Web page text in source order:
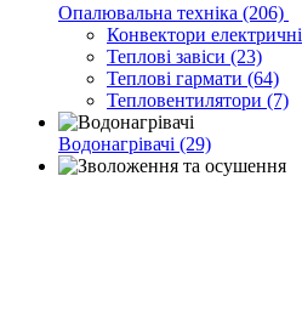
Опалювальна техніка (206)
Конвектори електричні
Теплові завіси (23)
Теплові гармати (64)
Тепловентилятори (7)
Водонагрівачі (29)